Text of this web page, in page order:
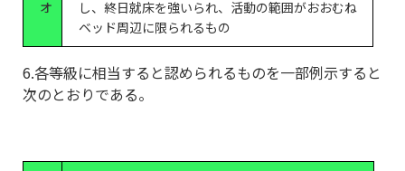
オ
し、終日就床を強いられ、活動の範囲がおおむね
ベッド周辺に限られるもの
6.各等級に相当すると認められるものを一部例示すると
次のとおりである。